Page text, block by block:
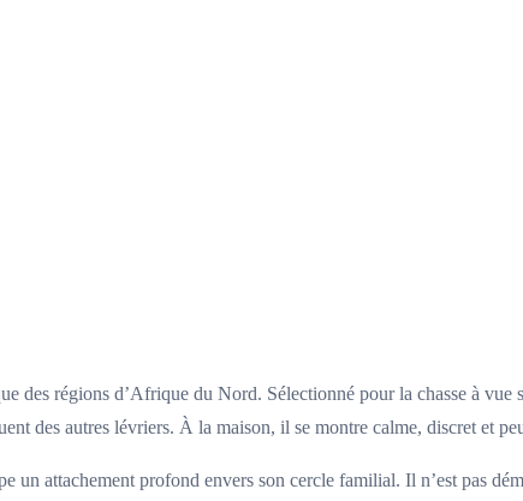
des régions d’Afrique du Nord. Sélectionné pour la chasse à
des autres lévriers. À la maison, il se montre calme, discret et
un attachement profond envers son cercle familial. Il n’est pas